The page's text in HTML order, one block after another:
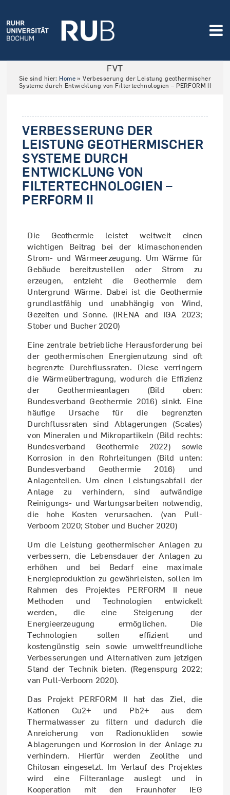
FVT
Sie sind hier: Home»Verbesserung der Leistung geothermischer
Systeme durch Entwicklung von Filtertechnologien – PERFORM II
VERBESSERUNG DER
LEISTUNG GEOTHERMISCHER
SYSTEME DURCH
ENTWICKLUNG VON
FILTERTECHNOLOGIEN –
PERFORM II
Die Geothermie leistet weltweit einen
wichtigen Beitrag bei der klimaschonenden
Strom- und Wärmeerzeugung. Um Wärme für
Gebäude bereitzustellen oder Strom zu
erzeugen, entzieht die Geothermie dem
Untergrund Wärme. Dabei ist die Geothermie
grundlastfähig und unabhängig von Wind,
Gezeiten und Sonne. (IRENA and IGA 2023;
Stober und Bucher 2020)
Eine zentrale betriebliche Herausforderung bei
der geothermischen Energienutzung sind oft
begrenzte Durchflussraten. Diese verringern
die Wärmeübertragung, wodurch die Effizienz
der Geothermieanlagen (Bild oben:
Bundesverband Geothermie 2016) sinkt. Eine
häufige Ursache für die begrenzten
Durchflussraten sind Ablagerungen (Scales)
von Mineralen und Mikropartikeln (Bild rechts:
Bundesverband Geothermie 2022) sowie
Korrosion in den Rohrleitungen (Bild unten:
Bundesverband Geothermie 2016) und
Anlagenteilen. Um einen Leistungsabfall der
Anlage zu verhindern, sind aufwändige
Reinigungs- und Wartungsarbeiten notwendig,
die hohe Kosten verursachen. (van Pull-
Verboom 2020; Stober und Bucher 2020)
Um die Leistung geothermischer Anlagen zu
verbessern, die Lebensdauer der Anlagen zu
erhöhen und bei Bedarf eine maximale
Energieproduktion zu gewährleisten, sollen im
Rahmen des Projektes PERFORM II neue
Methoden und Technologien entwickelt
werden, die eine Steigerung der
Energieerzeugung ermöglichen. Die
Technologien sollen effizient und
kostengünstig sein sowie umweltfreundliche
Verbesserungen und Alternativen zum jetzigen
Stand der Technik bieten. (Regenspurg 2022;
van Pull-Verboom 2020).
Das Projekt PERFORM II hat das Ziel, die
Kationen Cu2+ und Pb2+ aus dem
Thermalwasser zu filtern und dadurch die
Anreicherung von Radionukliden sowie
Ablagerungen und Korrosion in der Anlage zu
verhindern. Hierfür werden Zeolithe und
Chitosan eingesetzt. Im Verlauf des Projektes
wird eine Filteranlage auslegt und in
Kooperation mit den Fraunhofer IEG